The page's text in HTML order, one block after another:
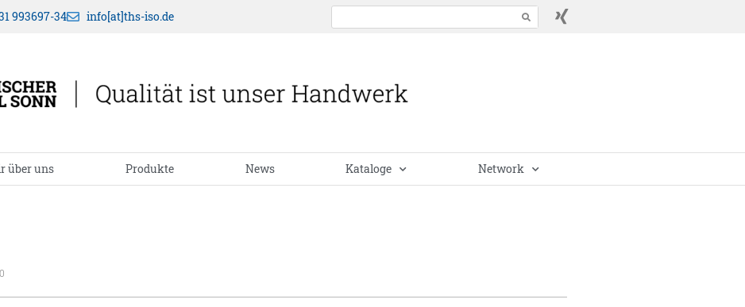
993697-34 info[at]ths-iso.de
über uns Produkte News Kataloge Network